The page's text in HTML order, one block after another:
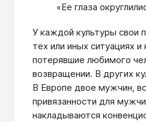
«Ее глаза
У каждой культуры свои
тех или иных ситуациях
потерявшие любимого
возвращении. В других
В Европе двое мужчин,
привязанности для
накладываются